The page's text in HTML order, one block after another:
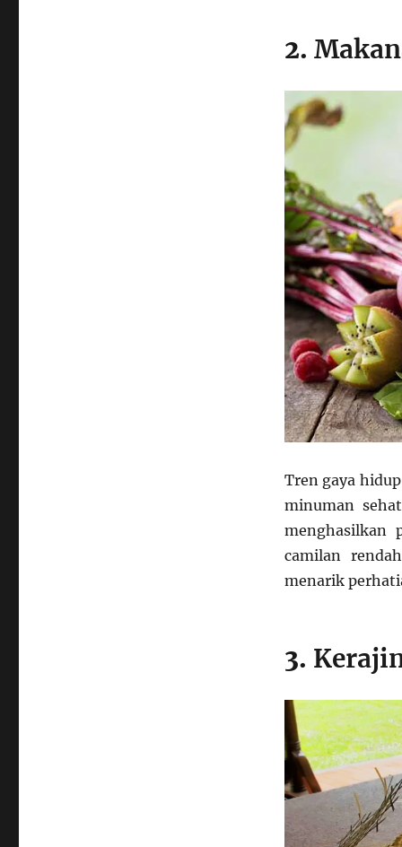
2.
Tren gaya
minuman
menghasilkan
camilan
menarik
3.